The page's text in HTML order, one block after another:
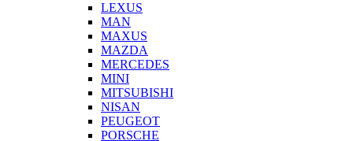
LEXUS
MAN
MAXUS
MAZDA
MERCEDES
MINI
MITSUBISHI
NISAN
PEUGEOT
PORSCHE